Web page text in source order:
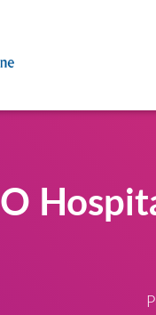
O